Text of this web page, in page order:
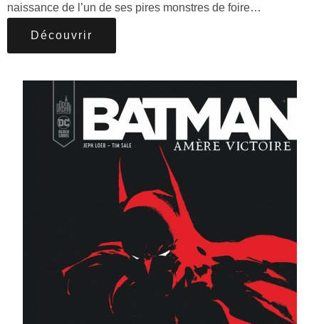
naissance de l’un de ses pires monstres de foire…
Découvrir